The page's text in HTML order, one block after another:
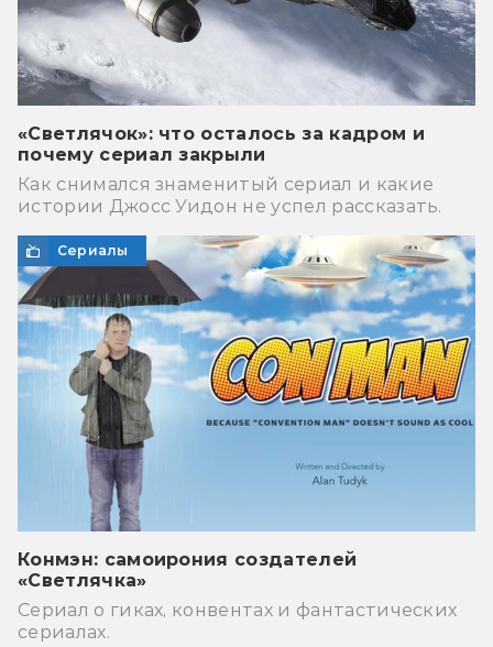
«Светлячок»: что осталось за кадром и
почему сериал закрыли
Как снимался знаменитый сериал и какие
истории Джосс Уидон не успел рассказать.
Сериалы
Конмэн: самоирония создателей
«Светлячка»
Сериал о гиках, конвентах и фантастических
сериалах.